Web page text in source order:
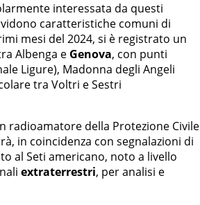
interessata da questi
caratteristiche comuni di
mesi del 2024, si è registrato un
Albenga e Genova, con punti
Ligure), Madonna degli Angeli
tra Voltri e Sestri
radioamatore della Protezione Civile
in coincidenza con segnalazioni di
al Seti americano, noto a livello
extraterrestri, per analisi e